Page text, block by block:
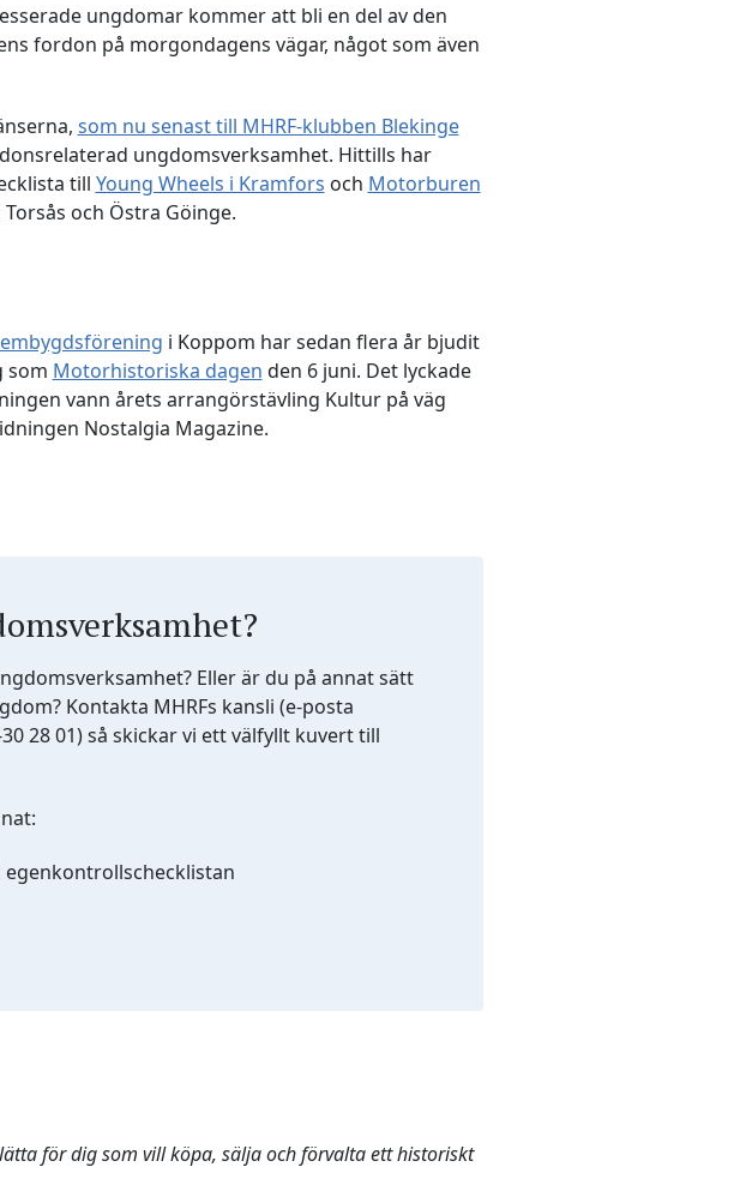
ungdomar kommer att bli en del av den
fordon på morgondagens vägar, något som även
som nu senast till MHRF-klubben Blekinge
ungdomsverksamhet. Hittills har
till Young Wheels i Kramfors och Motorburen
och Östra Göinge.
i Koppom har sedan flera år bjudit
som Motorhistoriska dagen den 6 juni. Det lyckade
vann årets arrangörstävling Kultur på väg
Nostalgia Magazine.
Eller är du på annat sätt
Kontakta MHRFs kansli (e-posta
28 01) så skickar vi ett välfyllt kuvert till
egenkontrollschecklistan
för dig som vill köpa, sälja och förvalta ett historiskt